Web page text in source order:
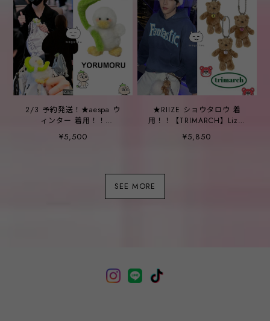
2/3 予約発送！★aespa ウ
ィンター 着用！！
でかけ人形キーリング
¥5,500
★RIIZE ショウタロウ 着
用！！【TRIMARCH】Lizzy
¥5,850
SEE MORE